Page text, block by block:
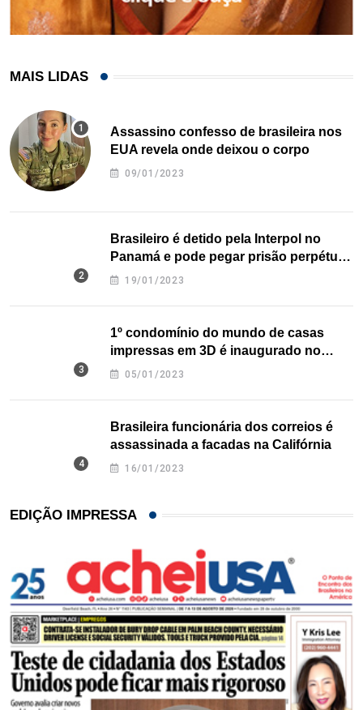
MAIS LIDAS
Assassino confesso de brasileira nos
EUA revela onde deixou o corpo
09/01/2023
Brasileiro é detido pela Interpol no
Panamá e pode pegar prisão perpétua
nos EUA
19/01/2023
1º condomínio do mundo de casas
impressas em 3D é inaugurado no
Texas
05/01/2023
Brasileira funcionária dos correios é
assassinada a facadas na Califórnia
16/01/2023
EDIÇÃO IMPRESSA